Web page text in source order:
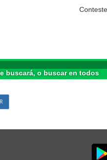
buscará, o buscar en todos